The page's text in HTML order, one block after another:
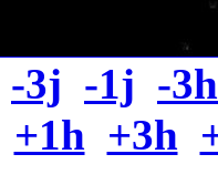
-3j -1j -3h
+1h +3h